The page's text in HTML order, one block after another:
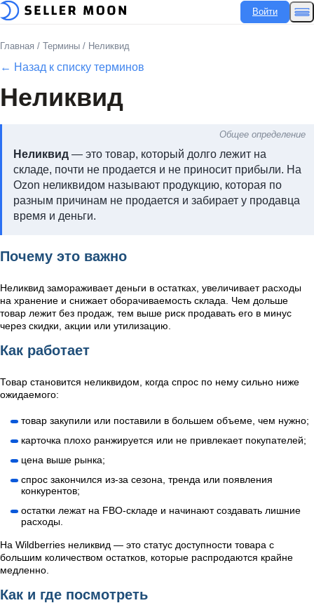
Войти
Главная / Термины / Неликвид
← Назад к списку терминов
Неликвид
Общее определение
Неликвид — это товар, который долго лежит на
складе, почти не продается и не приносит прибыли. На
Ozon неликвидом называют продукцию, которая по
разным причинам не продается и забирает у продавца
время и деньги.
Почему это важно
Неликвид замораживает деньги в остатках, увеличивает расходы
на хранение и снижает оборачиваемость склада. Чем дольше
товар лежит без продаж, тем выше риск продавать его в минус
через скидки, акции или утилизацию.
Как работает
Товар становится неликвидом, когда спрос по нему сильно ниже
ожидаемого:
товар закупили или поставили в большем объеме, чем нужно;
карточка плохо ранжируется или не привлекает покупателей;
цена выше рынка;
спрос закончился из-за сезона, тренда или появления
конкурентов;
остатки лежат на FBO-складе и начинают создавать лишние
расходы.
На Wildberries неликвид — это статус доступности товара с
большим количеством остатков, которые распродаются крайне
медленно.
Как и где посмотреть